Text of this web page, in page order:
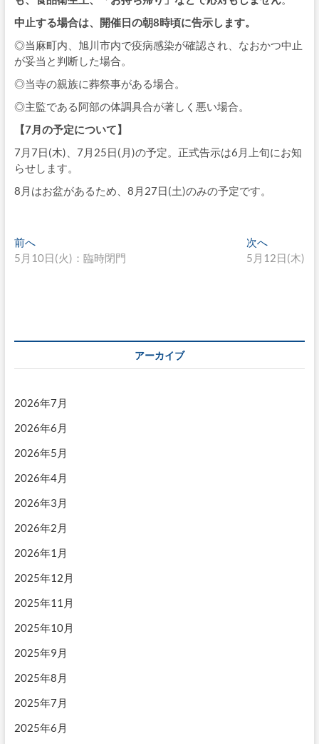
中止する場合は、開催日の朝8時頃に告示します。
◎当麻町内、旭川市内で疫病感染が確認され、なおかつ中止
が妥当と判断した場合。
◎当寺の親族に葬祭事がある場合。
◎主監である阿部の体調具合が著しく悪い場合。
【7月の予定について】
7月7日(木)、7月25日(月)の予定。正式告示は6月上旬にお知
らせします。
8月はお盆があるため、8月27日(土)のみの予定です。
投
稿
ゲ
ョ
ン
前へ過
去
5月10日(火)：臨時閉門
次へ
の
5月12日(木)
アーカイブ
2026年7月
2026年6月
2026年5月
2026年4月
2026年3月
2026年2月
2026年1月
2025年12月
2025年11月
2025年10月
2025年9月
2025年8月
2025年7月
2025年6月